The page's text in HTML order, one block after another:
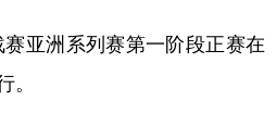
亚太网 上市公司
亚洲系列赛第一阶段正赛在